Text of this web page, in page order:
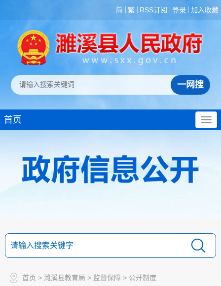
简 繁 RSS订阅 登录 加入收藏
首页
首页 > 濉溪县教育局 > 监督保障 > 公开制度